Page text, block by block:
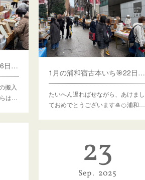
2月の浦和宿古本いち📚26日(木)～3/1(日)開催予定
搬入
は…
1月の浦和宿古本いち🎯22日(木)～開催予定
たいへん遅ればせながら、あけまし
ておめでとうございます🎍🍊浦和…
23
Sep 2025